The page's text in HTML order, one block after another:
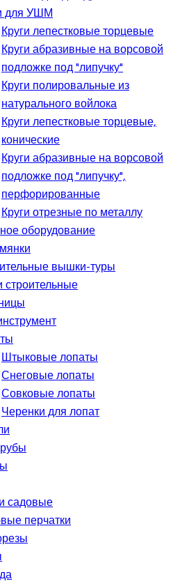
для УШМ
Круги лепестковые торцевые
Круги абразивные на ворсовой
подложке под "липучку"
Круги полировальные из
натурального войлока
Круги лепестковые торцевые,
конические
Круги абразивные на ворсовой
подложке под "липучку",
перфорированные
Круги отрезные по металлу
оборудование
вышки-туры
строительные
Штыковые лопаты
Снеговые лопаты
Совковые лопаты
Черенки для лопат
садовые
перчатки